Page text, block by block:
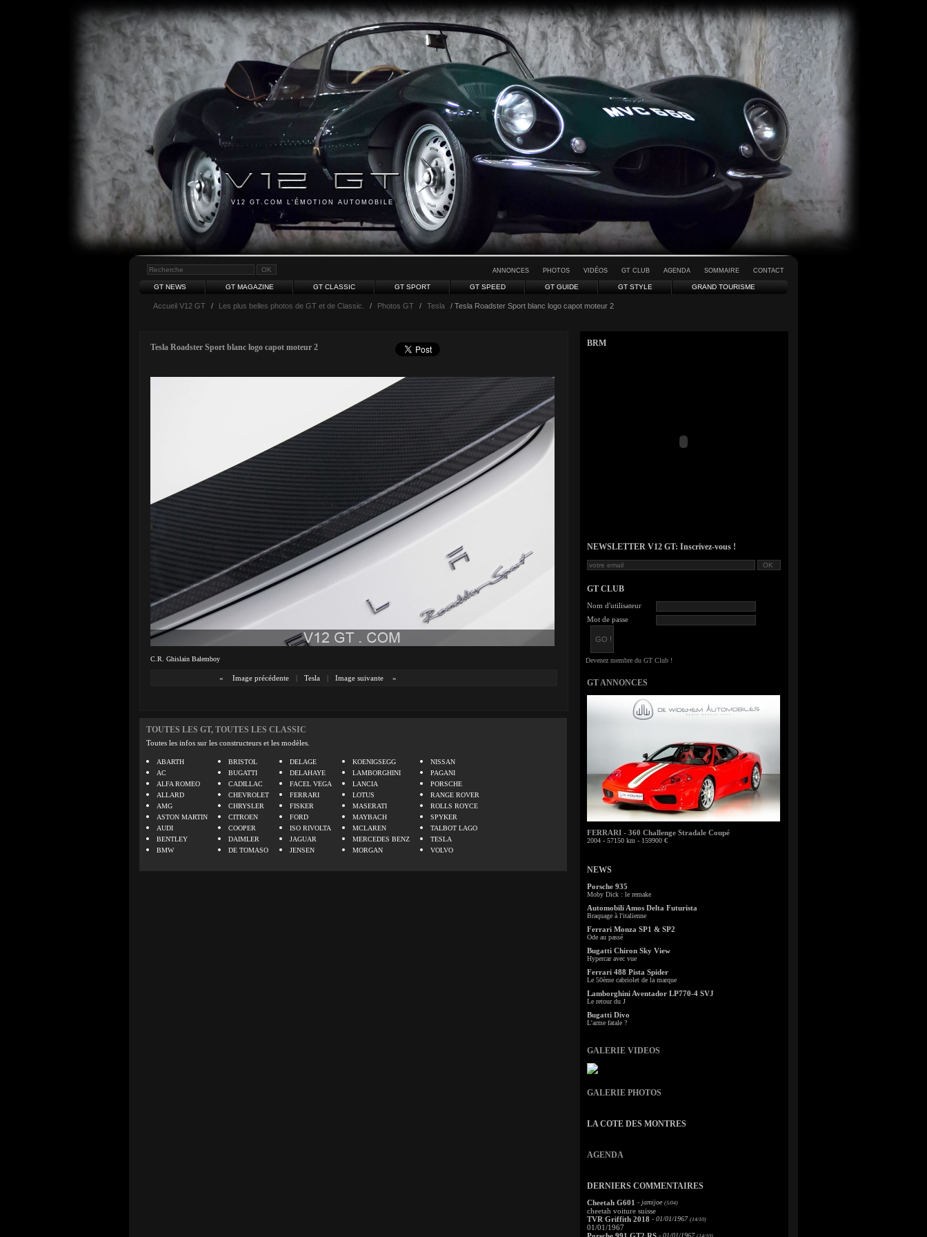
V12 GT.COM L'ÉMOTION AUTOMOBILE
ANNONCES PHOTOS VIDÉOS GT CLUB AGENDA SOMMAIRE CONTACT
GT NEWS GT MAGAZINE GT CLASSIC GT SPORT GT SPEED GT GUIDE GT STYLE GRAND TOURISME
Accueil V12 GT / Les plus belles photos de GT et de Classic. / Photos GT / Tesla / Tesla Roadster Sport blanc logo capot moteur 2
Tesla Roadster Sport blanc logo capot moteur 2
C.R. Ghislain Balemboy
« Image précédente | Tesla | Image suivante »
TOUTES LES GT, TOUTES LES CLASSIC
Toutes les infos sur les constructeurs et les modèles.
ABARTH
AC
ALFA ROMEO
ALLARD
AMG
ASTON MARTIN
AUDI
BENTLEY
BMW
BRISTOL
BUGATTI
CADILLAC
CHEVROLET
CHRYSLER
CITROEN
COOPER
DAIMLER
DE TOMASO
DELAGE
DELAHAYE
FACEL VEGA
FERRARI
FISKER
FORD
ISO RIVOLTA
JAGUAR
JENSEN
KOENIGSEGG
LAMBORGHINI
LANCIA
LOTUS
MASERATI
MAYBACH
MCLAREN
MERCEDES BENZ
MORGAN
NISSAN
PAGANI
PORSCHE
RANGE ROVER
ROLLS ROYCE
SPYKER
TALBOT LAGO
TESLA
VOLVO
BRM
NEWSLETTER V12 GT: Inscrivez-vous !
GT CLUB
Nom d'utilisateur
Mot de passe
GT ANNONCES
FERRARI - 360 Challenge Stradale Coupé
2004 - 57150 km - 159900 €
NEWS
Porsche 935
Moby Dick : le remake
Automobili Amos Delta Futurista
Braquage à l'italienne
Ferrari Monza SP1 & SP2
Ode au passé
Bugatti Chiron Sky View
Hypercar avec vue
Ferrari 488 Pista Spider
Le 50ème cabriolet de la marque
Lamborghini Aventador LP770-4 SVJ
Le retour du J
Bugatti Divo
L'arme fatale ?
GALERIE VIDEOS
GALERIE PHOTOS
LA COTE DES MONTRES
AGENDA
DERNIERS COMMENTAIRES
Cheetah G601 - jamijoe (5/04)
cheetah voiture suisse
TVR Griffith 2018 - 01/01/1967 (14/10)
01/01/1967
- 01/01/1967